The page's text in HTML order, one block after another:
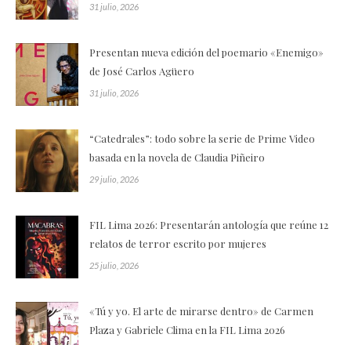
31 julio, 2026
Presentan nueva edición del poemario «Enemigo»
de José Carlos Agüero
31 julio, 2026
“Catedrales”: todo sobre la serie de Prime Video
basada en la novela de Claudia Piñeiro
29 julio, 2026
FIL Lima 2026: Presentarán antología que reúne 12
relatos de terror escrito por mujeres
25 julio, 2026
«Tú y yo. El arte de mirarse dentro» de Carmen
Plaza y Gabriele Clima en la FIL Lima 2026